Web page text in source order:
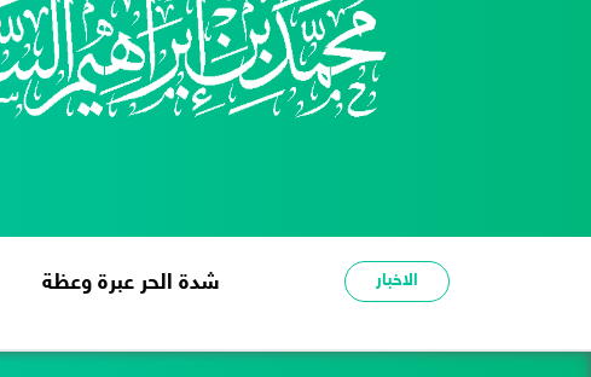
الاخبار شدة الحر عبرة وعظة